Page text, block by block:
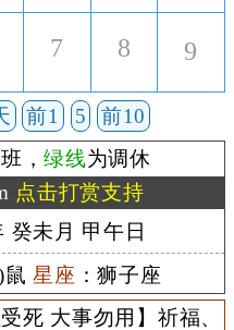
7 8 9
前1 5
前10
，绿线为调休
点击打赏支持
癸未月 甲午日
)鼠星座 ：狮子座
死 大事勿用】祈福、